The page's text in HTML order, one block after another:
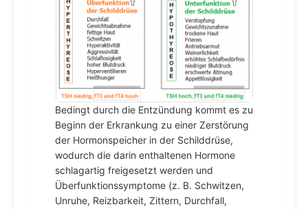
Bedingt durch die Entzündung kommt es zu
Beginn der Erkrankung zu einer Zerstörung
der Hormonspeicher in der Schilddrüse,
wodurch die darin enthaltenen Hormone
schlagartig freigesetzt werden und
Überfunktionssymptome (z. B. Schwitzen,
Unruhe, Reizbarkeit, Zittern, Durchfall,